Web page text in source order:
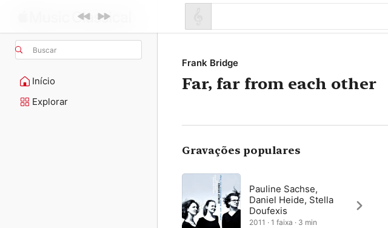
Buscar
Início
Explorar
Frank Bridge
Far, far from each other
Gravações populares
Pauline Sachse,
Daniel Heide, Stella
Doufexis
2011 · 1 faixa · 3 min